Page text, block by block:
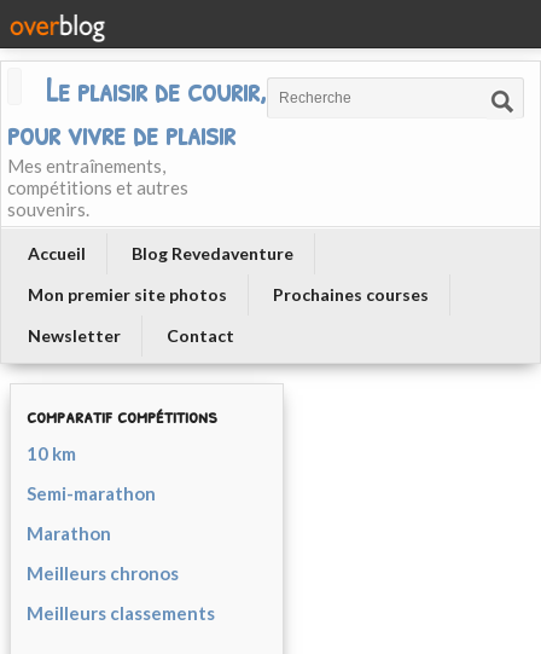
Le plaisir de courir, courir
pour vivre de plaisir
Mes entraînements,
compétitions et autres
souvenirs.
Accueil
Blog Revedaventure
Mon premier site photos
Prochaines courses
Newsletter
Contact
comparatif compétitions
10 km
Semi-marathon
Marathon
Meilleurs chronos
Meilleurs classements